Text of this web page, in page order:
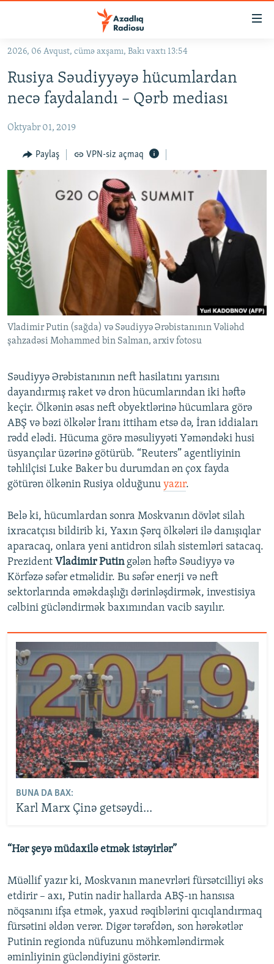
Əsas
qayıt
Əsas
naviqasiyaya
qayıt
#İZAHLA
KORRUPSIOMETR
#ƏSLINDƏ
FƏRQƏ BAX
QANUNI DOĞRU
ARAŞDIRMA
MULTIMEDIA
VIDEO
FOTOQALEREYA
İNFOQRAFIKA
KARIKATURA
RADIO ARXIV
OXU ZALI
AZƏRBAYCAN ƏDƏBIYYATI KITABXANASI
İSLAM VƏ DEMOKRATIYA
İZ - MƏDƏNIYYƏT PROQRAMI
HAQQIMIZDA
MISSIYAMIZ
PEŞƏ ETIKASI VƏ JURNALISTIKA STANDARTLARIMIZ
MATERIALLARIMIZDAN ISTIFADƏ
BIZIMLƏ ƏLAQƏ
XƏBƏR BÜLLETENLƏRIMIZ
BIZI IZLƏ
2026, 06 Avqust, cümə axşamı, Bakı vaxtı 13:54
Rusiya Səudiyyəyə hücumlardan
necə faydalandı – Qərb mediası
Oktyabr 01, 2019
Paylaş VPN-siz açmaq
Vladimir Putin (sağda) və Səudiyyə Ərəbistanının Vəliəhd
şahzadəsi Mohammed bin Salman, arxiv fotosu
Səudiyyə Ərəbistanının neft hasilatını yarısını
dayandırmış raket və dron hücumlarından iki həftə
keçir. Ölkənin əsas neft obyektlərinə hücumlara görə
ABŞ və bəzi ölkələr İranı ittiham etsə də, İran iddiaları
rədd elədi. Hücuma görə məsuliyyəti Yəməndəki husi
üsyançılar üzərinə götürüb. “Reuters” agentliyinin
təhlilçisi Luke Baker bu durumdan ən çox fayda
götürən ölkənin Rusiya olduğunu yazır.
Belə ki, hücumlardan sonra Moskvanın dövlət silah
ixracatçısı bildirib ki, Yaxın Şərq ölkələri ilə danışıqlar
aparacaq, onlara yeni antidron silah sistemləri satacaq.
Prezident Vladimir Putingələn həftə Səudiyyə və
Körfəzə səfər etməlidir. Bu səfər enerji və neft
sektorlarında əməkdaşlığı dərinləşdirmək, investisiya
cəlbini gücləndirmək baxımından vacib sayılır.
BUNA DA BAX:
Karl Marx Çinə getsəydi...
“Hər şeyə müdaxilə etmək istəyirlər”
Müəllif yazır ki, Moskvanın manevrləri fürsətcilliyi əks
etdirir – axı, Putin nadir hallarda ABŞ-ın hansısa
nöqsanını ifşa etmək, yaxud rəqiblərini qıcıqlandırmaq
fürsətini əldən verər. Digər tərəfdən, son hərəkətlər
Putinin regionda nüfuzunu möhkəmləndirmək
əminliyinin gücləndiyini göstərir.